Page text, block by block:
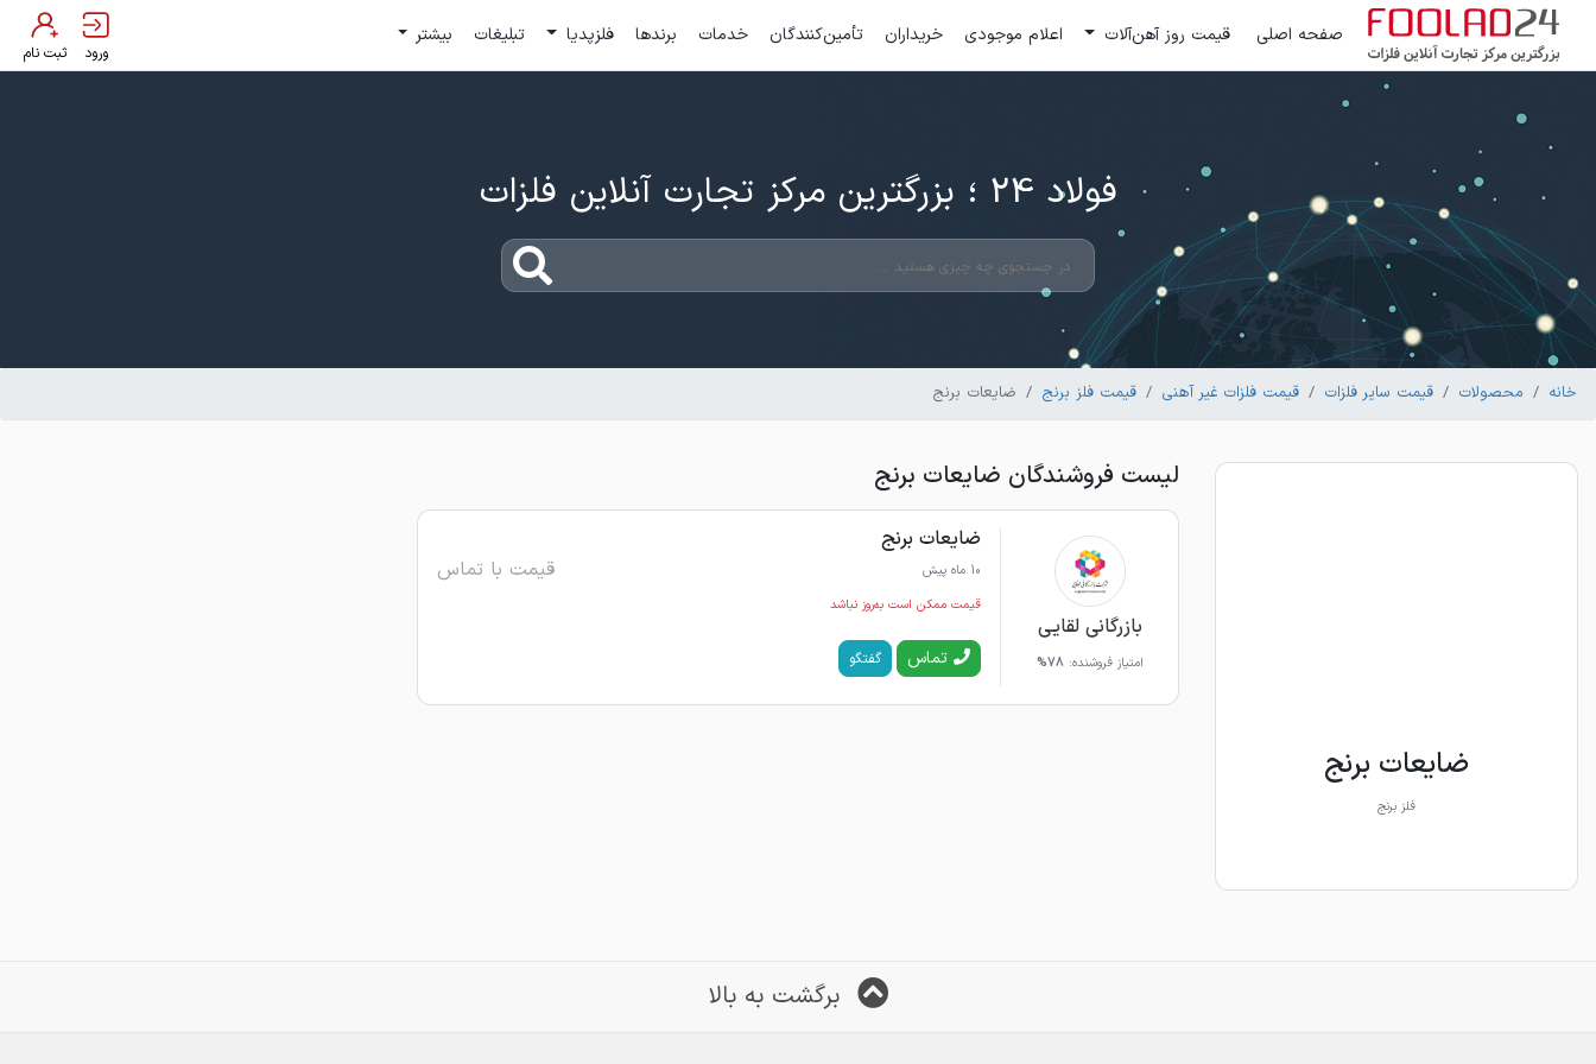
صفحه اصلی قیمت روز آهن‌آلات اعلام موجودی خریداران تأمین‌کنندگان خدمات برندها فلزپدیا تبلیغات بیشتر
ورود ثبت نام
فولاد 24 ؛ بزرگترین مرکز تجارت آنلاین فلزات
خانه محصولات قیمت سایر فلزات قیمت فلزات غیر آهنی قیمت فلز برنج ضایعات برنج
ضایعات برنج
فلز برنج
لیست فروشندگان ضایعات برنج
بازرگانی لقایی
امتیاز فروشنده: 78%
ضایعات برنج
10 ماه پیش قیمت با تماس
قیمت ممکن است به‌روز نباشد
تماس گفتگو
برگشت به بالا